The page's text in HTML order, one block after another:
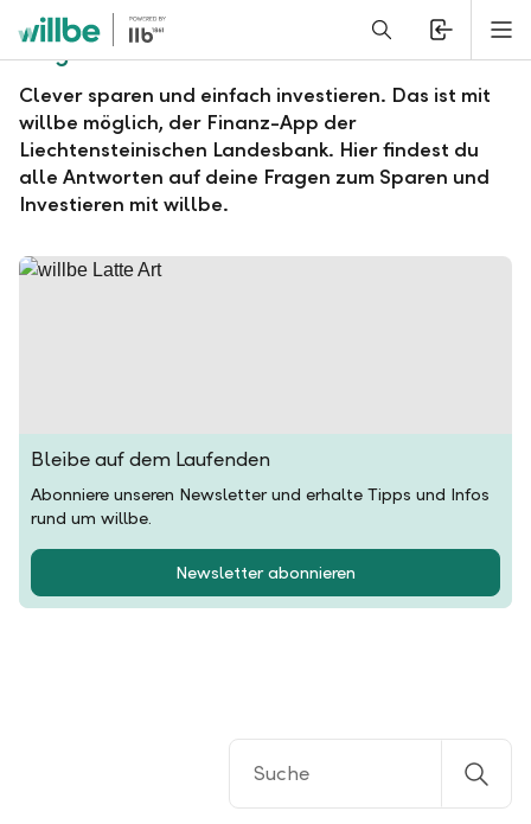
Alerts.Headline
Fragen und Antworten zu willbe
Clever sparen und einfach investieren. Das ist mit
willbe möglich, der Finanz-App der
Liechtensteinischen Landesbank. Hier findest du
alle Antworten auf deine Fragen zum Sparen und
Investieren mit willbe.
Bleibe auf dem Laufenden
Abonniere unseren Newsletter und erhalte Tipps und Infos
rund um willbe.
Newsletter abonnieren